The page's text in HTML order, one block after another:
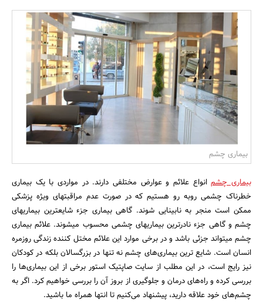
بانک، بیمه و سرمایه
مسکن و ساختمان
بیماری چشم
بیماری­ چشمانواع علائم و عوارض مختلفی دارند. در مواردی با یک بیماری
خطرناک چشمی روبه­ رو هستیم که در صورت عدم مراقبت­های ویژه پزشکی
ممکن است منجر به نابینایی شوند. گاهی بیماری جزء شایع­ترین بیماری­های
چشم و گاهی جزء نادرترین بیماری­های چشمی محسوب می­شوند. علائم بیماری
چشم می­تواند جزئی باشد و در برخی موارد این علائم مختل­ کننده زندگی روزمره
انسان است. شایع ترین بیماری‌‌های چشم نه تنها در بزرگسالان بلکه در کودکان
نیز رایج است، در این مطلب از سایت صاپتیک استور برخی از این بیماری‌ها را
بررسی کرده و راه‌های درمان و جلوگیری از بروز آن را بررسی خواهیم کرد. اگر به
چشم‌های خود علاقه دارید، پیشنهاد می‌کنیم تا انتها همراه ما باشید.